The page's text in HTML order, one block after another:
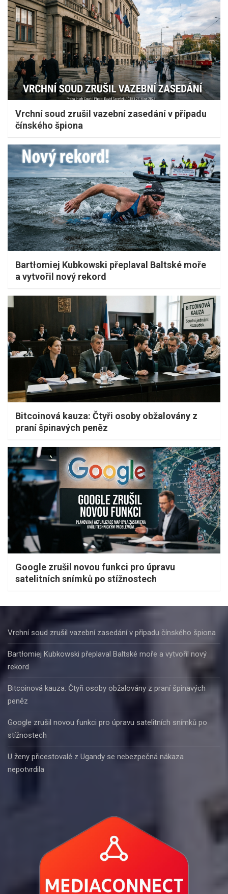
Vrchní soud zrušil vazební zasedání v případu
čínského špiona
Bartłomiej Kubkowski přeplaval Baltské moře
a vytvořil nový rekord
Bitcoinová kauza: Čtyři osoby obžalovány z
praní špinavých peněz
Google zrušil novou funkci pro úpravu
satelitních snímků po stížnostech
Vrchní soud zrušil vazební zasedání v případu čínského špiona
Bartłomiej Kubkowski přeplaval Baltské moře a vytvořil nový
rekord
Bitcoinová kauza: Čtyři osoby obžalovány z praní špinavých
peněz
Google zrušil novou funkci pro úpravu satelitních snímků po
stížnostech
U ženy přicestovalé z Ugandy se nebezpečná nákaza
nepotvrdila